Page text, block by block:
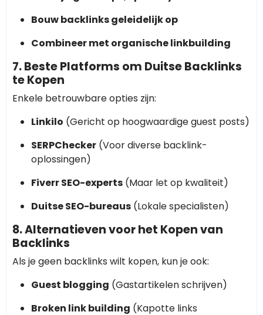
Bouw backlinks geleidelijk op
Combineer met organische linkbuilding
7. Beste Platforms om Duitse Backlinks
te Kopen
Enkele betrouwbare opties zijn:
Linkilo (Gericht op hoogwaardige guest posts)
SERPChecker (Voor diverse backlink-
oplossingen)
Fiverr SEO-experts (Maar let op kwaliteit)
Duitse SEO-bureaus (Lokale specialisten)
8. Alternatieven voor het Kopen van
Backlinks
Als je geen backlinks wilt kopen, kun je ook:
Guest blogging (Gastartikelen schrijven)
Broken link building (Kapotte links